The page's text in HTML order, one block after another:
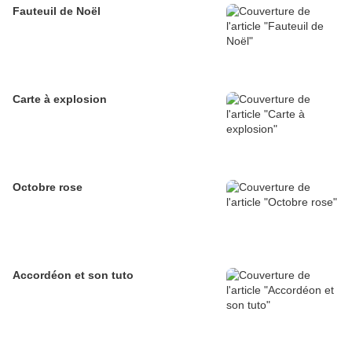
Fauteuil de Noël
Carte à explosion
Octobre rose
Accordéon et son tuto